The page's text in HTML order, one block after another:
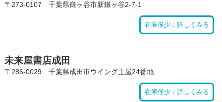
〒273-0107 千葉県鎌ヶ谷市新鎌ヶ谷2-7-1
在庫僅少：詳しくみる
未来屋書店成田
〒286-0029 千葉県成田市ウイング土屋24番地
在庫僅少：詳しくみる